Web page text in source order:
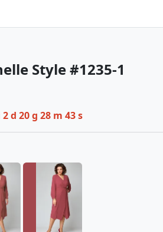
Style #1235-1
2 d 20 g 28 m 42 s